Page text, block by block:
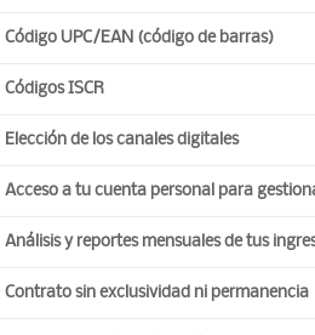
Código UPC/EAN (código de barras)
Códigos ISCR
Elección de los canales digitales
Acceso a tu cuenta personal para
Análisis y reportes mensuales de tus
Contrato sin exclusividad ni permanencia
Blog&Roll